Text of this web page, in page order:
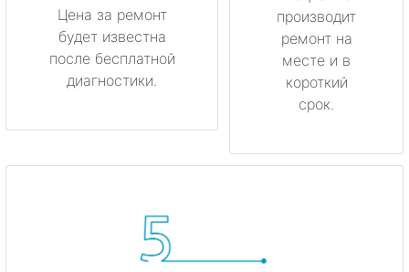
Цена за ремонт
будет известна
после бесплатной
диагностики.
производит
ремонт на
месте и в
короткий
срок.